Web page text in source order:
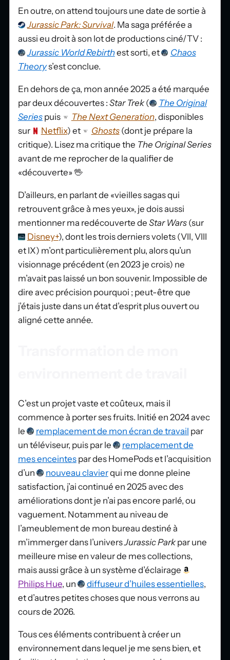
En outre, on attend toujours une date de sortie à
Jurassic Park: Survival. Ma saga préférée a
aussi eu droit à son lot de productions ciné/TV :
Jurassic World Rebirthest sorti, et
Chaos
Theorys’est conclue.
En dehors de ça, mon année 2025 a été marquée
par deux découvertes : Star Trek(
The Original
Seriespuis The Next Generation, disponibles
sur
Netflix) et Ghosts(dont je prépare la
critique). Lisez ma critique the The Original Series
avant de me reprocher de la qualifier de
«découverte» 🖖
D’ailleurs, en parlant de «vieilles sagas qui
retrouvent grâce à mes yeux», je dois aussi
mentionner ma redécouverte de Star Wars(sur
Disney+), dont les trois derniers volets (VII, VIII
et IX) m’ont particulièrement plu, alors qu’un
visionnage précédent (en 2023 je crois) ne
m’avait pas laissé un bon souvenir. Impossible de
dire avec précision pourquoi ; peut-être que
j’étais juste dans un état d’esprit plus ouvert ou
aligné cette année.
C’est un projet vaste et coûteux, mais il
commence à porter ses fruits. Initié en 2024 avec
le
remplacement de mon écran de travail par
un téléviseur, puis par le
remplacement de
mes enceintespar des HomePods et l’acquisition
d’un
nouveau clavierqui me donne pleine
satisfaction, j’ai continué en 2025 avec des
améliorations dont je n’ai pas encore parlé, ou
vaguement. Notamment au niveau de
l’ameublement de mon bureau destiné à
m’immerger dans l’universJurassic Parkpar une
meilleure mise en valeur de mes collections,
mais aussi grâce à un système d’éclairage
Philips Hue, un diffuseur d’huiles essentielles,
et d’autres petites choses que nous verrons au
cours de 2026.
Tous ces éléments contribuent à créer un
environnement dans lequel je me sens bien, et